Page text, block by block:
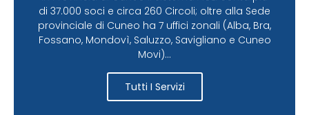
di 37.000 soci e circa 260 Circoli; oltre alla Sede
provinciale di Cuneo ha 7 uffici zonali (Alba, Bra,
Fossano, Mondovì, Saluzzo, Savigliano e Cuneo
Movi)...
Tutti I Servizi